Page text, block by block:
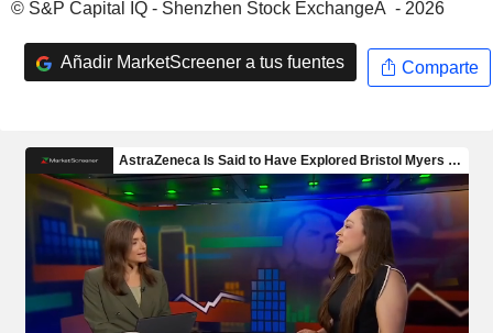
© S&P Capital IQ - Shenzhen Stock ExchangeÂ - 2026
Añadir MarketScreener a tus fuentes Comparte